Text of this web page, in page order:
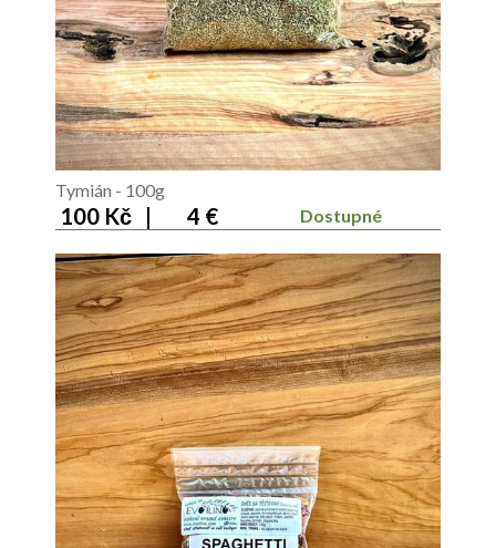
Tymián - 100g
100 Kč | 4 € Dostupné